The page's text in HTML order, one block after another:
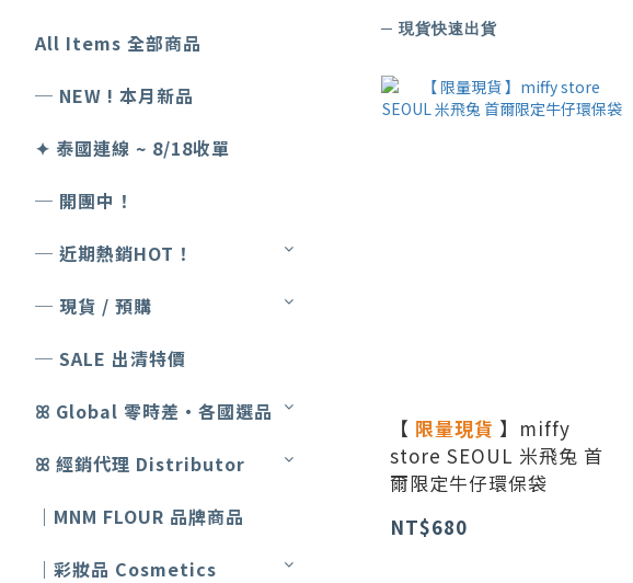
All Items 全部商品
─ NEW ! 本月新品
✦ 泰國連線 ~ 8/18收單
─ 開團中！
─ 近期熱銷HOT！
─ 現貨 / 預購
─ SALE 出清特價
ꕤ Global 零時差・各國選品
ꕤ 經銷代理 Distributor
｜MNM FLOUR 品牌商品
｜彩妝品 Cosmetics
─ 現貨快速出貨
【 限量現貨 】miffy
store SEOUL 米飛兔 首
爾限定牛仔環保袋
NT$680